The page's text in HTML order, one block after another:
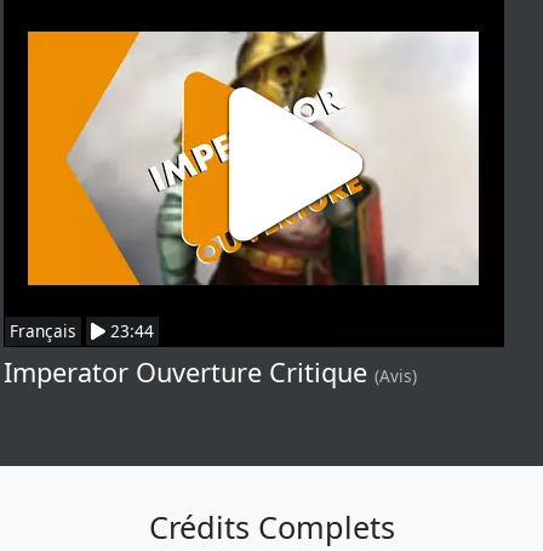
Français 23:44
Imperator Ouverture Critique (Avis)
Crédits Complets